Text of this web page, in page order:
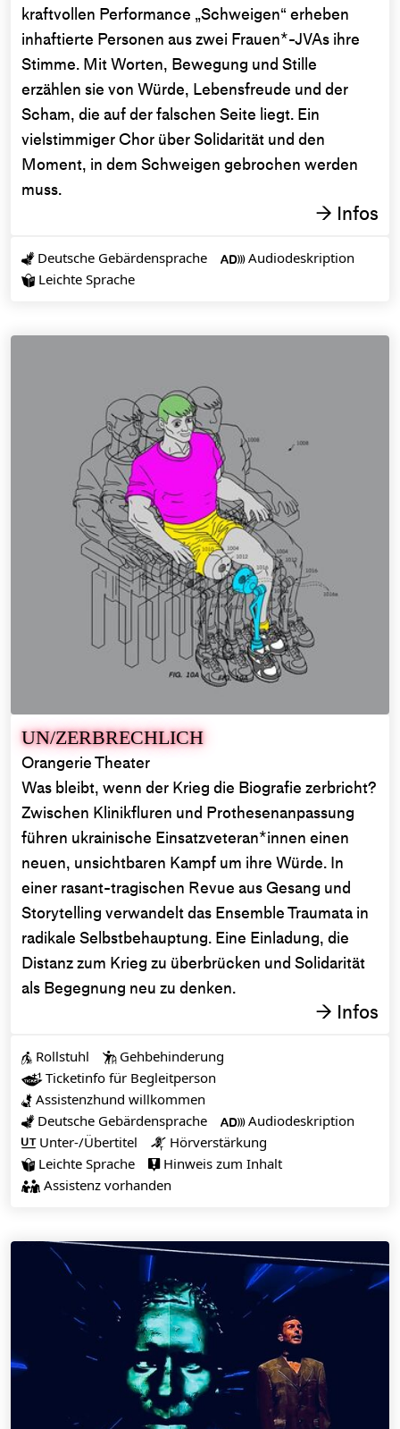
kraftvollen Performance „Schweigen“ erheben
inhaftierte Personen aus zwei Frauen*-JVAs ihre
Stimme. Mit Worten, Bewegung und Stille
erzählen sie von Würde, Lebensfreude und der
Scham, die auf der falschen Seite liegt. Ein
vielstimmiger Chor über Solidarität und den
Moment, in dem Schweigen gebrochen werden
muss.
→ Infos
Deutsche Gebärdensprache Audiodeskription
 Leichte Sprache
UN/ZERBRECHLICH
Orangerie Theater
Was bleibt, wenn der Krieg die Biografie zerbricht?
Zwischen Klinikfluren und Prothesenanpassung
führen ukrainische Einsatzveteran*innen einen
neuen, unsichtbaren Kampf um ihre Würde. In
einer rasant-tragischen Revue aus Gesang und
Storytelling verwandelt das Ensemble Traumata in
radikale Selbstbehauptung. Eine Einladung, die
Distanz zum Krieg zu überbrücken und Solidarität
als Begegnung neu zu denken.
→ Infos
 Rollstuhl Gehbehinderung
Ticketinfo für Begleitperson
 Assistenzhund willkommen
Deutsche Gebärdensprache Audiodeskription
Unter-/Übertitel  Hörverstärkung
 Leichte Sprache  Hinweis zum Inhalt
 Assistenz vorhanden